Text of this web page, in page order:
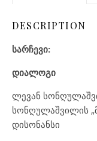
DESCRIPTION
სარჩევი:
დიალოგი
ლევან
სონღულაშვილის
დისონანსი